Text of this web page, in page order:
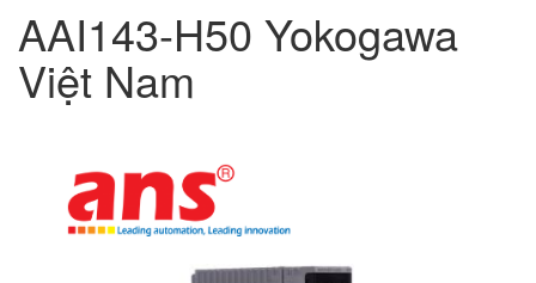
AAI143-H50 Yokogawa
Việt Nam